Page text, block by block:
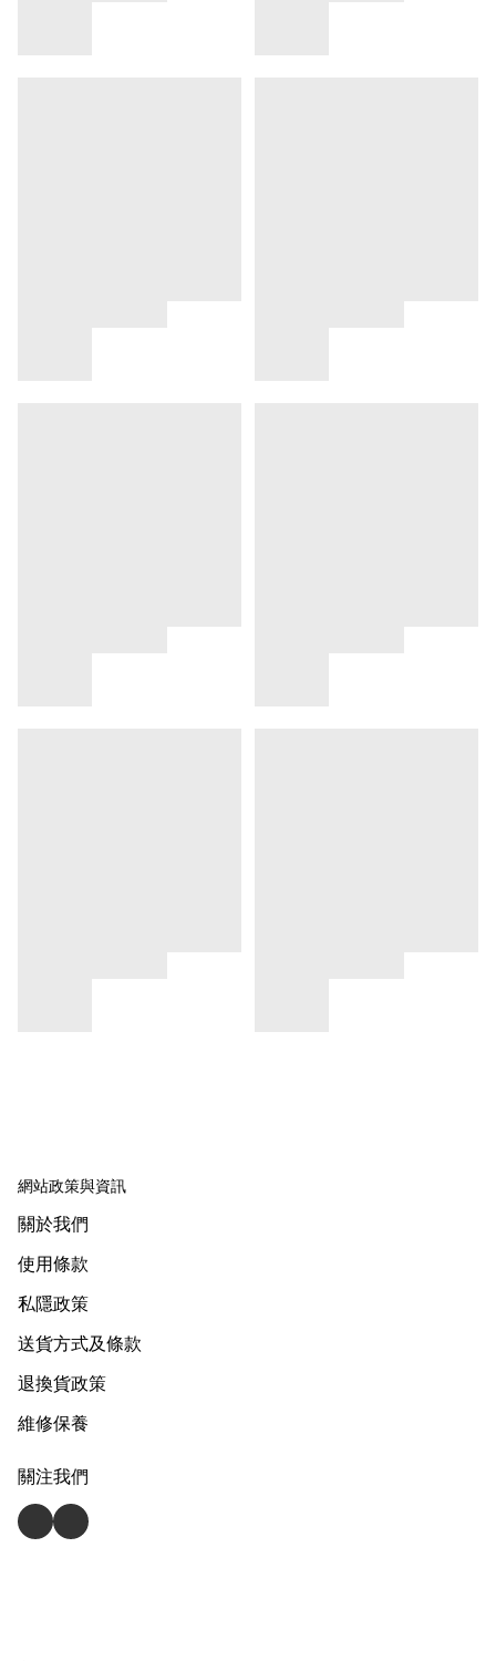
網站政策與資訊
關於我們
使用條款
私隱政策
送貨方式及條款
退換貨政策
維修保養
關注我們